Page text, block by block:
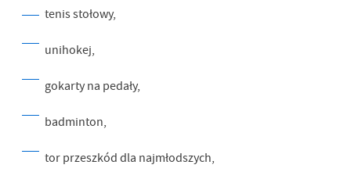
tenis stołowy,
unihokej,
gokarty na pedały,
badminton,
tor przeszkód dla najmłodszych,